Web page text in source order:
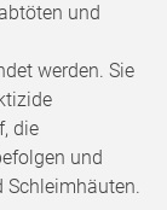
und
werden. Sie
die
und
Schleimhäuten.